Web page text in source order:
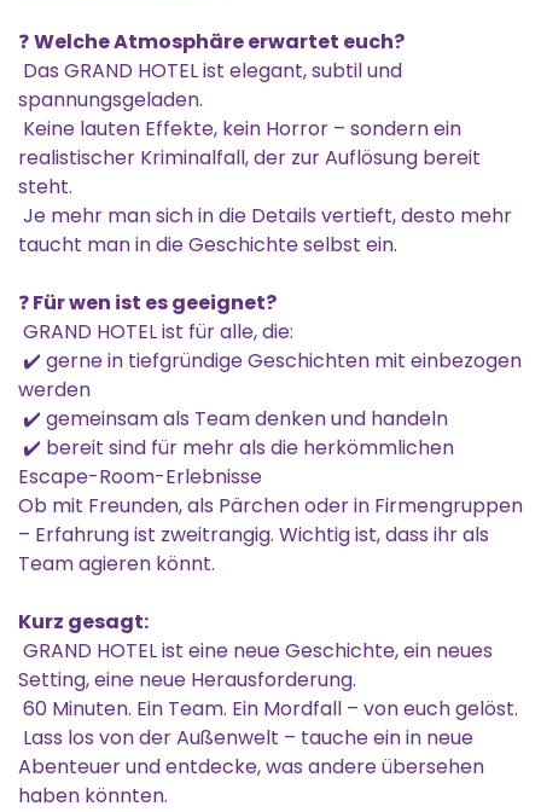
❓Welche Atmosphäre erwartet euch?
Das GRAND HOTEL ist elegant, subtil und
spannungsgeladen.
Keine lauten Effekte, kein Horror – sondern ein
realistischer Kriminalfall, der zur Auflösung bereit
steht.
Je mehr man sich in die Details vertieft, desto mehr
taucht man in die Geschichte selbst ein.
❓Für wen ist es geeignet?
GRAND HOTEL ist für alle, die:
✔️ gerne in tiefgründige Geschichten mit einbezogen
werden
✔️ gemeinsam als Team denken und handeln
✔️ bereit sind für mehr als die herkömmlichen
Escape-Room-Erlebnisse
Ob mit Freunden, als Pärchen oder in Firmengruppen
– Erfahrung ist zweitrangig. Wichtig ist, dass ihr als
Team agieren könnt.
Kurz gesagt:
GRAND HOTEL ist eine neue Geschichte, ein neues
Setting, eine neue Herausforderung.
60 Minuten. Ein Team. Ein Mordfall – von euch gelöst.
Lass los von der Außenwelt – tauche ein in neue
Abenteuer und entdecke, was andere übersehen
haben könnten.